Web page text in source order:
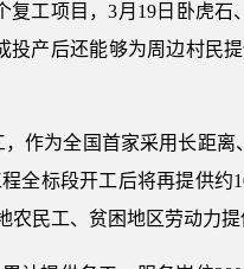
工项目，3月19日卧虎
产后还能够为周边村民
作为全国首家采用长距
全标段开工后将再提供约
民工、贫困地区劳动力提